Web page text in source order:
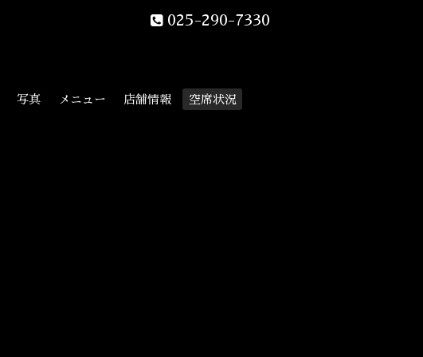
025-290-7330
写真 メニュー 店舗情報
空席状況